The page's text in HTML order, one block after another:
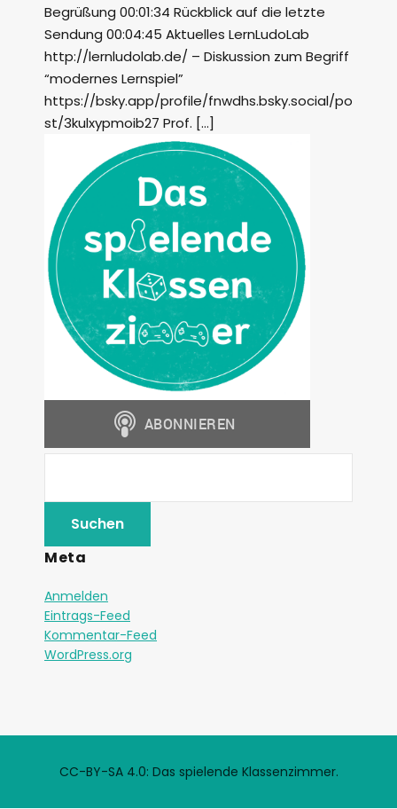
Begrüßung 00:01:34 Rückblick auf die letzte
Sendung 00:04:45 Aktuelles LernLudoLab
http://lernludolab.de/ – Diskussion zum Begriff
“modernes Lernspiel”
https://bsky.app/profile/fnwdhs.bsky.social/po
st/3kulxypmoib27 Prof. […]
Meta
Anmelden
Eintrags-Feed
Kommentar-Feed
WordPress.org
CC-BY-SA 4.0: Das spielende Klassenzimmer.